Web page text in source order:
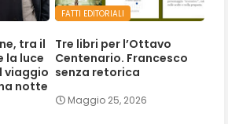
tra il
la luce
viaggio
notte
FATTI EDITORIALI
Tre libri per l’Ottavo
Centenario. Francesco
senza retorica
Maggio 25, 2026